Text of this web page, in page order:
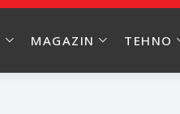
MAGAZIN TEHNO